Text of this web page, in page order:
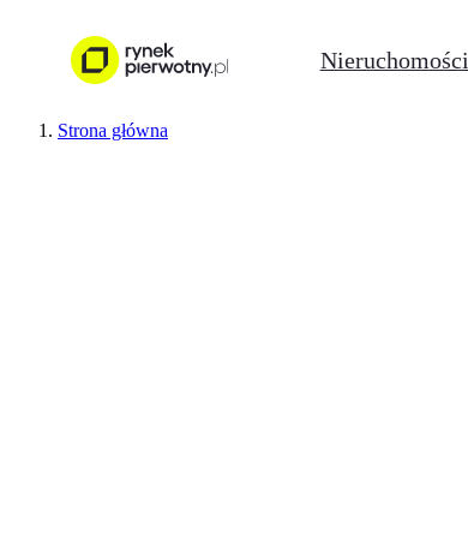
Nieruchomości
Strona główna